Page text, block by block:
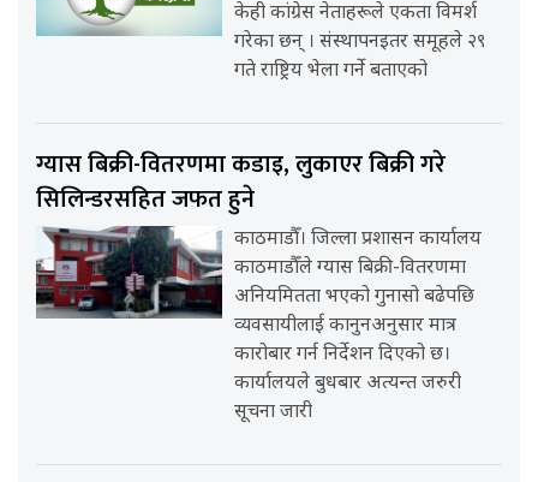
केही कांग्रेस नेताहरूले एकता विमर्श
गरेका छन् । संस्थापनइतर समूहले २९
गते राष्ट्रिय भेला गर्ने बताएको
ग्यास बिक्री-वितरणमा कडाइ, लुकाएर बिक्री गरे
सिलिन्डरसहित जफत हुने
काठमाडौँ। जिल्ला प्रशासन कार्यालय
काठमाडौँले ग्यास बिक्री-वितरणमा
अनियमितता भएको गुनासो बढेपछि
व्यवसायीलाई कानुनअनुसार मात्र
कारोबार गर्न निर्देशन दिएको छ।
कार्यालयले बुधबार अत्यन्त जरुरी
सूचना जारी